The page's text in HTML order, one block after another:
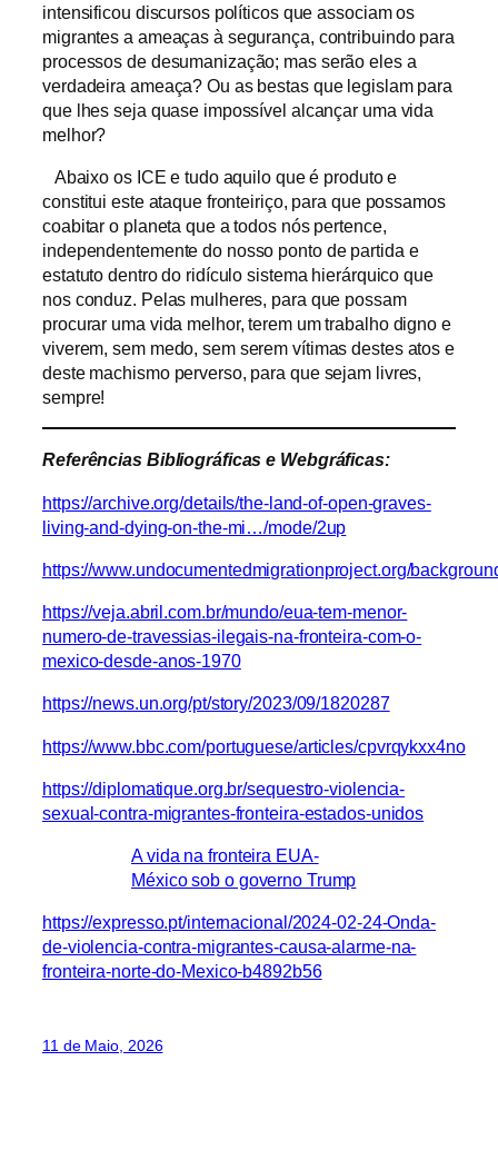
intensificou discursos políticos que associam os
migrantes a ameaças à segurança, contribuindo para
processos de desumanização; mas serão eles a
verdadeira ameaça? Ou as bestas que legislam para
que lhes seja quase impossível alcançar uma vida
melhor?
Abaixo os ICE e tudo aquilo que é produto e
constitui este ataque fronteiriço, para que possamos
coabitar o planeta que a todos nós pertence,
independentemente do nosso ponto de partida e
estatuto dentro do ridículo sistema hierárquico que
nos conduz. Pelas mulheres, para que possam
procurar uma vida melhor, terem um trabalho digno e
viverem, sem medo, sem serem vítimas destes atos e
deste machismo perverso, para que sejam livres,
sempre!
Referências Bibliográficas e Webgráficas:
https://archive.org/details/the-land-of-open-graves-
living-and-dying-on-the-mi…/mode/2up
https://www.undocumentedmigrationproject.org/
https://veja.abril.com.br/mundo/eua-tem-menor-
numero-de-travessias-ilegais-na-fronteira-com-o-
mexico-desde-anos-1970
https://news.un.org/pt/story/2023/09/1820287
https://www.bbc.com/portuguese/articles/cpvrqykxx4no
https://diplomatique.org.br/sequestro-violencia-
sexual-contra-migrantes-fronteira-estados-unidos
A vida na fronteira EUA-
México sob o governo Trump
https://expresso.pt/internacional/2024-02-24-Onda-
de-violencia-contra-migrantes-causa-alarme-na-
fronteira-norte-do-Mexico-b4892b56
11 de Maio, 2026